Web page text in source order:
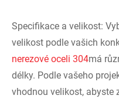
Specifikace a velikost:
velikost podle vašich
nerezové oceli 304má
délky. Podle vašeho
vhodnou velikost, abyste